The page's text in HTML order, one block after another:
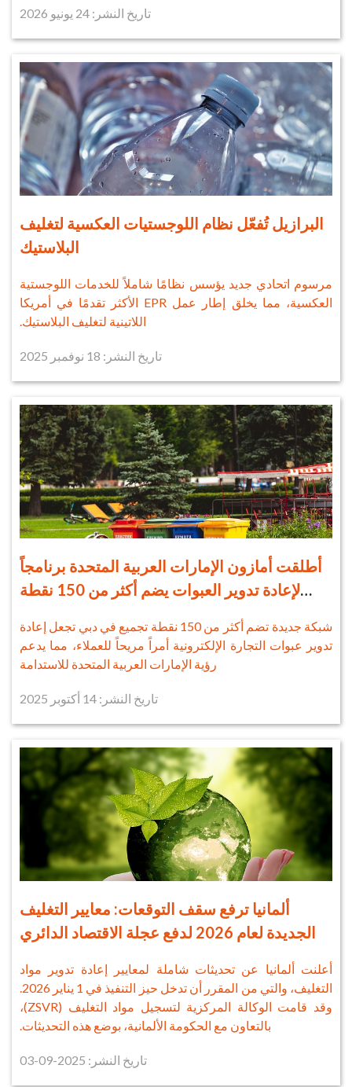
تاريخ النشر: 24 يونيو 2026
البرازيل تُفعّل نظام اللوجستيات العكسية لتغليف
البلاستيك
مرسوم اتحادي جديد يؤسس نظامًا شاملاً للخدمات اللوجستية
العكسية، مما يخلق إطار عمل EPR الأكثر تقدمًا في أمريكا
اللاتينية لتغليف البلاستيك.
تاريخ النشر: 18 نوفمبر 2025
أطلقت أمازون الإمارات العربية المتحدة برنامجاً
لإعادة تدوير العبوات يضم أكثر من 150 نقطة
شبكة جديدة تضم أكثر من 150 نقطة تجميع في دبي تجعل إعادة
تدوير عبوات التجارة الإلكترونية أمراً مريحاً للعملاء، مما يدعم
رؤية الإمارات العربية المتحدة للاستدامة
تاريخ النشر: 14 أكتوبر 2025
ألمانيا ترفع سقف التوقعات: معايير التغليف
الجديدة لعام 2026 لدفع عجلة الاقتصاد الدائري
أعلنت ألمانيا عن تحديثات شاملة لمعايير إعادة تدوير مواد
التغليف، والتي من المقرر أن تدخل حيز التنفيذ في 1 يناير 2026.
وقد قامت الوكالة المركزية لتسجيل مواد التغليف (ZSVR)،
بالتعاون مع الحكومة الألمانية، بوضع هذه التحديثات.
تاريخ النشر: 2025-09-03